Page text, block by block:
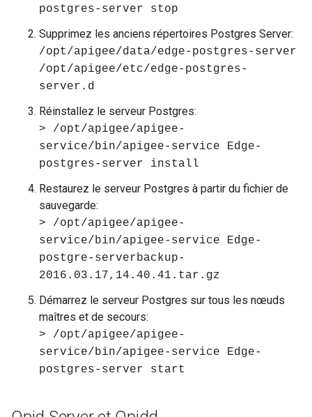
postgres-server stop
Supprimez les anciens répertoires Postgres Server:
/opt/apigee/data/edge-postgres-server
/opt/apigee/etc/edge-postgres-
server.d
Réinstallez le serveur Postgres:
> /opt/apigee/apigee-
service/bin/apigee-service Edge-
postgres-server install
Restaurez le serveur Postgres à partir du fichier de
sauvegarde:
> /opt/apigee/apigee-
service/bin/apigee-service Edge-
postgre-serverbackup-
2016.03.17,14.40.41.tar.gz
Démarrez le serveur Postgres sur tous les nœuds
maîtres et de secours:
> /opt/apigee/apigee-
service/bin/apigee-service Edge-
postgres-server start